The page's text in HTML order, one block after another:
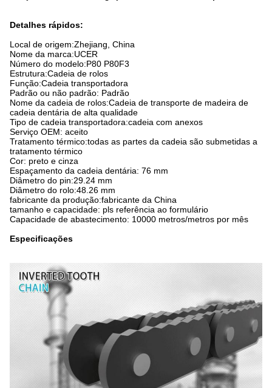
Detalhes rápidos:
Local de origem:Zhejiang, China
Nome da marca:UCER
Número do modelo:P80 P80F3
Estrutura:Cadeia de rolos
Função:Cadeia transportadora
Padrão ou não padrão: Padrão
Nome da cadeia de rolos:Cadeia de transporte de madeira de
cadeia dentária de alta qualidade
Tipo de cadeia transportadora:cadeia com anexos
Serviço OEM: aceito
Tratamento térmico:todas as partes da cadeia são submetidas a
tratamento térmico
Cor: preto e cinza
Espaçamento da cadeia dentária: 76 mm
Diâmetro do pin:29.24 mm
Diâmetro do rolo:48.26 mm
fabricante da produção:fabricante da China
tamanho e capacidade: pls referência ao formulário
Capacidade de abastecimento: 10000 metros/metros por mês
Especificações